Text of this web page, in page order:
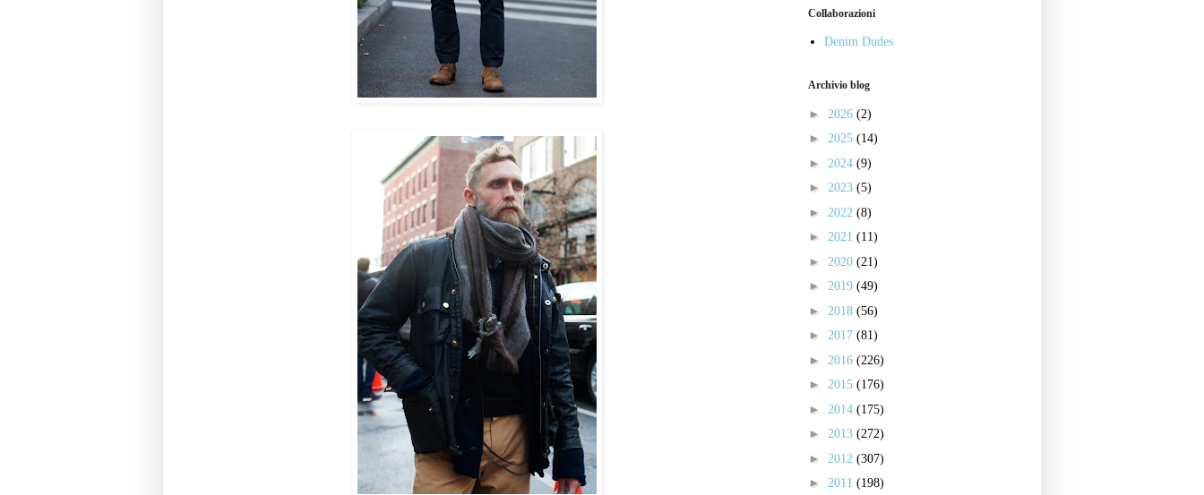
Collaborazioni
Denim Dudes
Archivio blog
► 2026 (2)
► 2025 (14)
► 2024 (9)
► 2023 (5)
► 2022 (8)
► 2021 (11)
► 2020 (21)
► 2019 (49)
► 2018 (56)
► 2017 (81)
► 2016 (226)
► 2015 (176)
► 2014 (175)
► 2013 (272)
► 2012 (307)
► 2011 (198)